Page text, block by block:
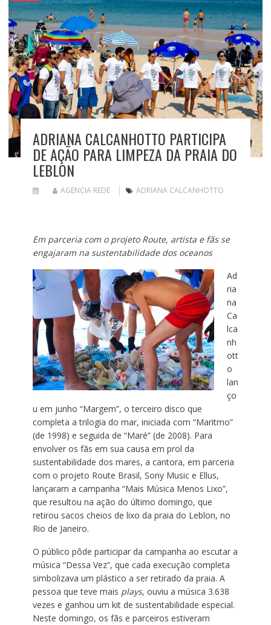
ADRIANA CALCANHOTTO PARTICIPA
DE AÇÃO PARA LIMPEZA DA PRAIA DO
LEBLON
AGENCIA REDE ADRIANA CALCANHOTTO
Em parceria com o projeto Route, artista e fãs se
engajaram na sustentabilidade dos oceanos
Ad
ria
na
Ca
lca
nh
ott
o
lan
ço
u em junho “Margem”, o terceiro disco que
completa a trilogia do mar, iniciada com “Maritmo”
(de 1998) e seguida de “Maré” (de 2008). Para
envolver os fãs em sua causa em prol da
sustentabilidade dos mares, a cantora, em parceria
com o projeto Route Brasil, Sony Music e Ellus,
lançaram a campanha “Mais Música Menos Lixo”,
que resultou na ação do último domingo, que
retirou sacos cheios de lixo da praia do Leblon, no
Rio de Janeiro.
O público pôde participar da campanha ao escutar a
música “Dessa Vez”, que cada execução completa
simbolizava um plástico a ser retirado da praia. A
pessoa que teve mais plays, ouviu a música 3.638
vezes e ganhou um kit de sustentabilidade especial.
Neste domingo, os fãs e parceiros estiveram